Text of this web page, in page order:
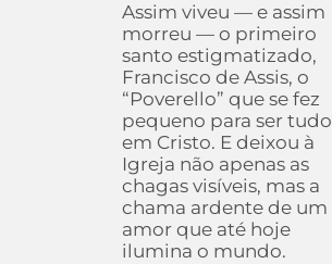
Assim viveu — e assim
morreu — o primeiro
santo estigmatizado,
Francisco de Assis, o
“Poverello” que se fez
pequeno para ser tudo
em Cristo. E deixou à
Igreja não apenas as
chagas visíveis, mas a
chama ardente de um
amor que até hoje
ilumina o mundo.